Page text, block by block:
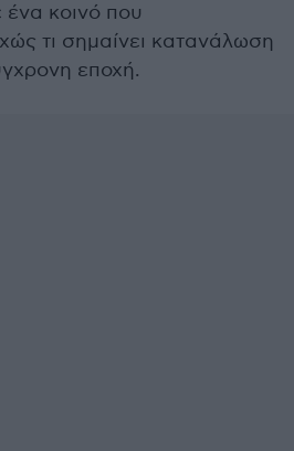
κοινό που
τι σημαίνει κατανάλωση
εποχή.